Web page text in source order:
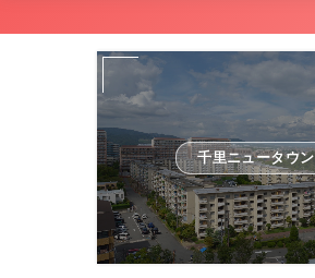
千里ニュータウン